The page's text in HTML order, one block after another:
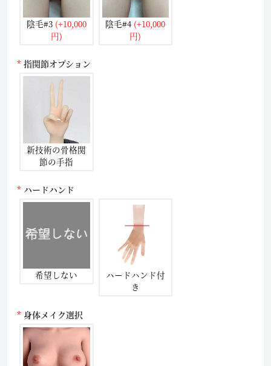
陰毛#3(+10,000
円)
陰毛#4 (+10,000
円)
指関節オプション
新技術の骨格関
節の手指
ハードハンド
希望しない
ハードハンド付
き
身体メイク選択